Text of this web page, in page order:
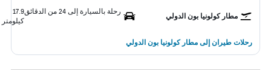
مطار كولونيا بون الدولي
رحلة بالسيارة إلى 24 من الدقائق
17.9
كيلومتر
رحلات طيران إلى مطار كولونيا بون الدولي